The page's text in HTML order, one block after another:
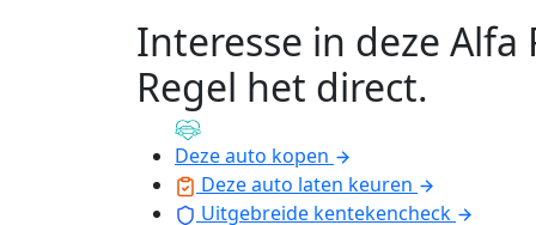
Interesse in deze Alfa
Regel het direct.
Deze auto kopen
Deze auto laten keuren
Uitgebreide kentekencheck